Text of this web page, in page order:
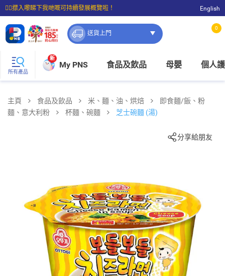
☝🏼㩒入嚟睇下我哋嘅可持續發展概覽啦！
⭐購物滿$399即享免費送貨；滿$100即可免費店取。
English
送貨上門
0
所有產品
新
My PNS 食品及飲品 母嬰 個人
主頁 食品及飲品 米、麵、油、烘焙
即食麵/飯、粉
麵、意大利粉
杯麵、碗麵 芝士碗麵 (湯)
分享給朋友